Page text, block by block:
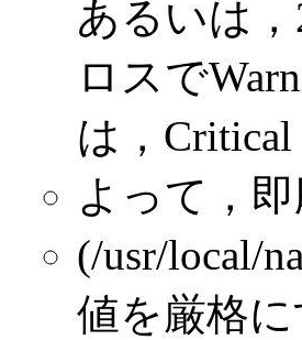
あるいは
ロスで
は，
よって，
(/usr/local/
値を厳格